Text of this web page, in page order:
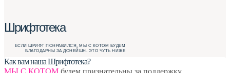
Шрифтотека
ЕСЛИ ШРИФТ ПОНРАВИЛСЯ, МЫ С КОТОМ БУДЕМ
БЛАГОДАРНЫ ЗА ДОНЕЙШН. ЭТО ЧУТЬ НИЖЕ
Как вам наша Шрифтотека?
МЫ С КОТОМ будем признательны за поддержку